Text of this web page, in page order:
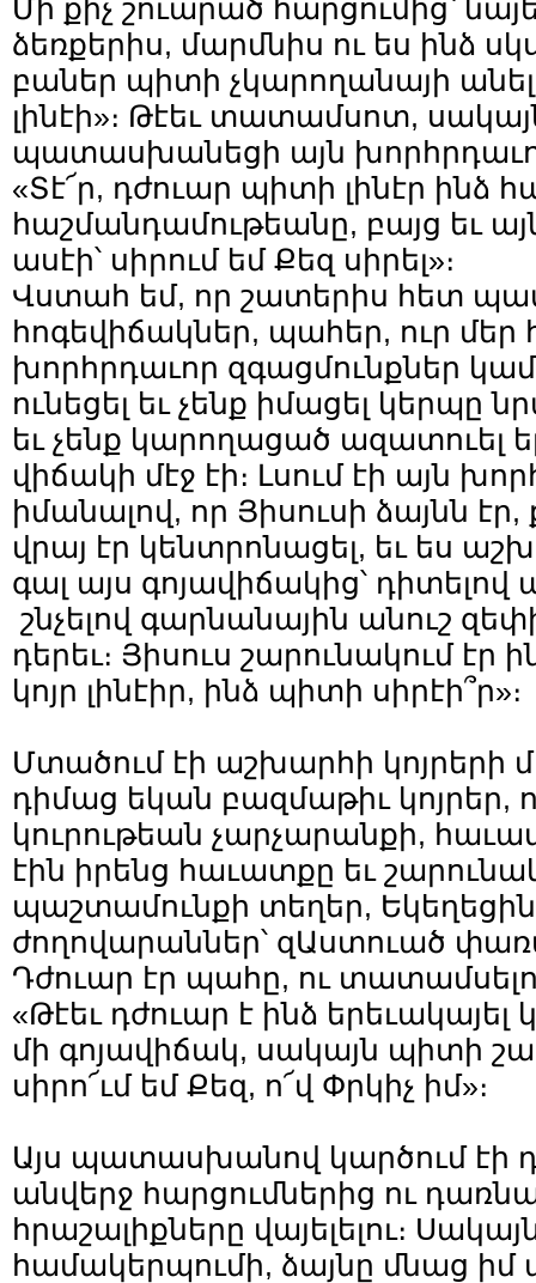
Մի քիչ շուարած հարցումից՝
ձեռքերիս, մարմնիս ու ես ինձ
բաներ պիտի չկարողանայի
լինէի»։ Թէեւ տատամսոտ,
պատասխանեցի այն խորհրդաւոր
«Տէ՜ր, դժուար պիտի լինէր ինձ
հաշմանդամութեանը, բայց եւ
ասէի՝ սիրում եմ Քեզ սիրել»։
Վստահ եմ, որ շատերիս հետ
հոգեվիճակներ, պահեր, ուր մեր
խորհրդաւոր զգացմունքներ
ունեցել եւ չենք իմացել կերպը
եւ չենք կարողացած ազատուել
վիճակի մէջ էի։ Լսում էի այն
իմանալով, որ Յիսուսի ձայնն
վրայ էր կենտրոնացել, եւ ես
գալ այս գոյավիճակից՝ դիտելով
շնչելով գարնանային անուշ
դերեւ։ Յիսուս շարունակում էր
կոյր լինէիր, ինձ պիտի սիրէի՞ր»։
Մտածում էի աշխարհի կոյրերի
դիմաց եկան բազմաթիւ կոյրեր,
կուրութեան չարչարանքի,
էին իրենց հաւատքը եւ
պաշտամունքի տեղեր,
ժողովարաններ՝ զԱստուած
Դժուար էր պահը, ու
«Թէեւ դժուար է ինձ երեւակայել
մի գոյավիճակ, սակայն պիտի
սիրո՜ւմ եմ Քեզ, ո՜վ Փրկիչ իմ»։
Այս պատասխանով կարծում էի
անվերջ հարցումներից ու
հրաշալիքները վայելելու։
համակերպումի, ձայնը մնաց իմ